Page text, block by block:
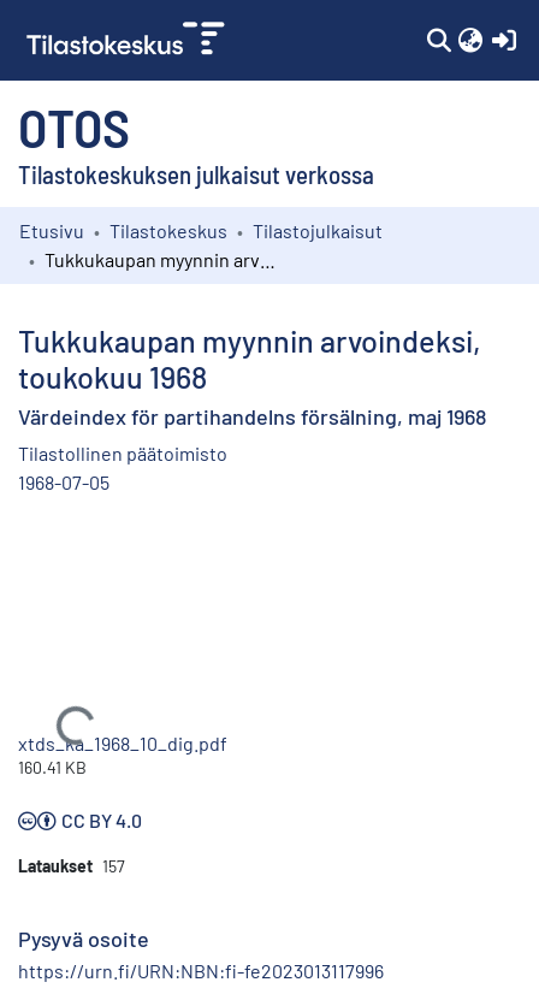
OTOS
Tilastokeskuksen julkaisut verkossa
Kokoelmat
Etusivu Tilastokeskus
Tilastojulkaisut
Tukkukaupan myynnin arvoindeksi,
toukokuu 1968
Värdeindex för partihandelns försälning, maj 1968
Tilastollinen päätoimisto
1968-07-05
Ladataan...
xtds_ka_1968_10_dig.pdf
160.41 KB
CC BY 4.0
Lataukset 157
Pysyvä osoite
https://urn.fi/URN:NBN:fi-fe2023013117996